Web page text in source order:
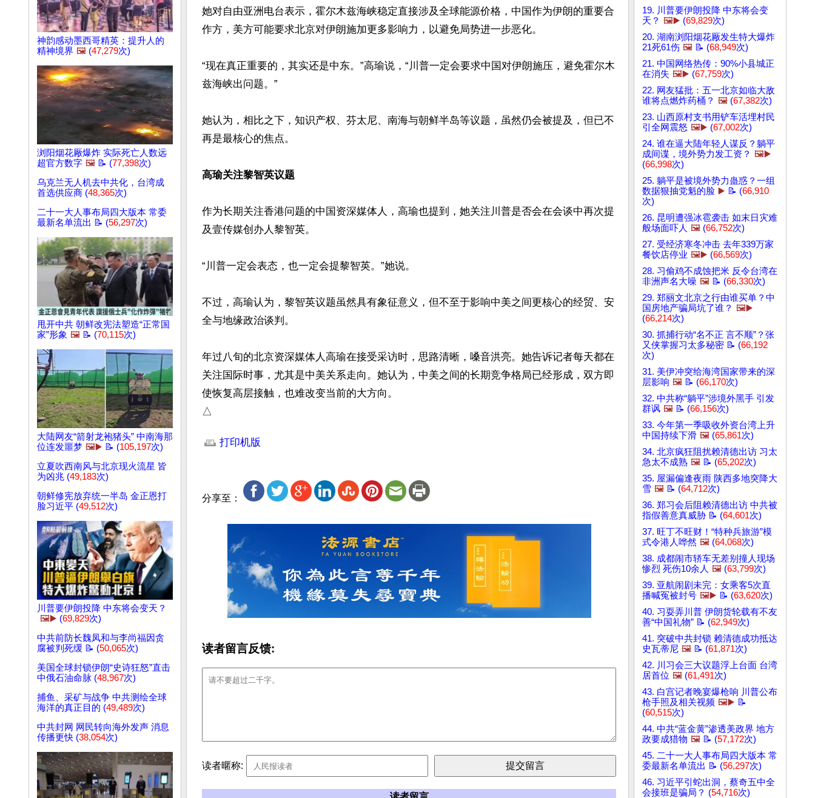
神韵感动墨西哥精英：提升人的
精神境界 🖼️ (47,279次)
浏阳烟花厰爆炸 实际死亡人数远
超官方数字 🖼️ 📝 (77,398次)
乌克兰无人机去中共化，台湾成
首选供应商 (48,365次)
二十一大人事布局四大版本 常委
最新名单流出 📝 (56,297次)
甩开中共 朝鲜改宪法塑造“正常国
家”形象 🖼️ 📝 (70,115次)
大陆网友“箭射龙袍猪头” 中南海那
位连发噩梦 🖼️▶️ 📝 (105,197次)
立夏吹西南风与北京现火流星 皆
为凶兆 (49,183次)
朝鲜修宪放弃统一半岛 金正恩打
脸习近平 (49,512次)
川普要伊朗投降 中东将会变天？
🖼️▶️ (69,829次)
中共前防长魏凤和与李尚福因贪
腐被判死缓 📝 (50,065次)
美国全球封锁伊朗“史诗狂怒”直击
中俄石油命脉 (48,967次)
捕鱼、采矿与战争 中共测绘全球
海洋的真正目的 (49,489次)
中共封网 网民转向海外发声 消息
传播更快 (38,054次)
她对自由亚洲电台表示，霍尔木兹海峡稳定直接涉及全球能源价格，中国作为伊朗的重要合
作方，美方可能要求北京对伊朗施加更多影响力，以避免局势进一步恶化。
“现在真正重要的，其实还是中东。”高瑜说，“川普一定会要求中国对伊朗施压，避免霍尔木
兹海峡出问题。”
她认为，相比之下，知识产权、芬太尼、南海与朝鲜半岛等议题，虽然仍会被提及，但已不
再是最核心的焦点。
高瑜关注黎智英议题
作为长期关注香港问题的中国资深媒体人，高瑜也提到，她关注川普是否会在会谈中再次提
及壹传媒创办人黎智英。
“川普一定会表态，也一定会提黎智英。”她说。
不过，高瑜认为，黎智英议题虽然具有象征意义，但不至于影响中美之间更核心的经贸、安
全与地缘政治谈判。
年过八旬的北京资深媒体人高瑜在接受采访时，思路清晰，嗓音洪亮。她告诉记者每天都在
关注国际时事，尤其是中美关系走向。她认为，中美之间的长期竞争格局已经形成，双方即
使恢复高层接触，也难改变当前的大方向。
△
打印机版
分享至：
读者留言反馈:
读者暱称:
19. 川普要伊朗投降 中东将会变
天？ 🖼️▶️ (69,829次)
20. 湖南浏阳烟花厰发生特大爆炸
21死61伤 🖼️ 📝 (68,949次)
21. 中国网络热传：90%小县城正
在消失 🖼️▶️ (67,759次)
22. 网友猛批：五一北京如临大敌
谁将点燃炸药桶？ 🖼️ (67,382次)
23. 山西原村支书用铲车活埋村民
引全网震怒 🖼️▶️ (67,002次)
24. 谁在逼大陆年轻人谋反？躺平
成间谍，境外势力发工资？ 🖼️▶️
(66,998次)
25. 躺平是被境外势力蛊惑？一组
数据狠抽党魁的脸 ▶️ 📝 (66,910
次)
26. 昆明遭强冰雹袭击 如末日灾难
般场面吓人 🖼️ (66,752次)
27. 受经济寒冬冲击 去年339万家
餐饮店停业 🖼️▶️ (66,569次)
28. 习偷鸡不成蚀把米 反令台湾在
非洲声名大噪 🖼️ 📝 (66,330次)
29. 郑丽文北京之行由谁买单？中
国房地产骗局坑了谁？ 🖼️▶️
(66,214次)
30. 抓捕行动“名不正 言不顺”？张
又侠掌握习太多秘密 📝 (66,192
次)
31. 美伊冲突给海湾国家带来的深
层影响 🖼️ 📝 (66,170次)
32. 中共称“躺平”涉境外黑手 引发
群讽 🖼️ 📝 (66,156次)
33. 今年第一季吸收外资台湾上升
中国持续下滑 🖼️ (65,861次)
34. 北京疯狂阻扰赖清德出访 习太
急太不成熟 🖼️ 📝 (65,202次)
35. 屋漏偏逢夜雨 陕西多地突降大
雪 🖼️ 📝 (64,712次)
36. 郑习会后阻赖清德出访 中共被
指假善意真威胁 📝 (64,601次)
37. 旺丁不旺财！“特种兵旅游”模
式令港人哗然 🖼️ (64,068次)
38. 成都闹市轿车无差别撞人现场
惨烈 死伤10余人 🖼️ (63,799次)
39. 亚航闹剧未完：女乘客5次直
播喊冤被封号 🖼️▶️ 📝 (63,620次)
40. 习耍弄川普 伊朗货轮载有不友
善“中国礼物” 📝 (62,949次)
41. 突破中共封锁 赖清德成功抵达
史瓦蒂尼 🖼️ 📝 (61,871次)
42. 川习会三大议题浮上台面 台湾
居首位 🖼️ (61,491次)
43. 白宫记者晚宴爆枪响 川普公布
枪手照及相关视频 🖼️▶️ 📝
(60,515次)
44. 中共“蓝金黄”渗透美政界 地方
政要成猎物 🖼️ 📝 (57,172次)
45. 二十一大人事布局四大版本 常
委最新名单流出 📝 (56,297次)
46. 习近平引蛇出洞，蔡奇五中全
会接班是骗局？ (54,716次)